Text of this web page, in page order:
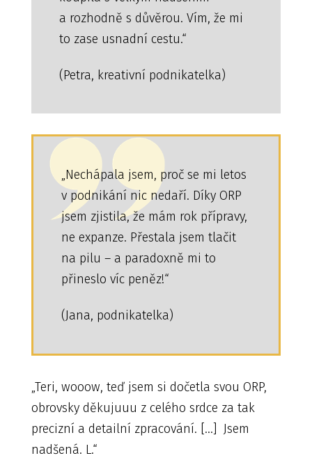
a rozhodně s důvěrou. Vím, že mi
to zase usnadní cestu.“
(Petra, kreativní podnikatelka)
„Nechápala jsem, proč se mi letos
v podnikání nic nedaří. Díky ORP
jsem zjistila, že mám rok přípravy,
ne expanze. Přestala jsem tlačit
na pilu – a paradoxně mi to
přineslo víc peněz!“
(Jana, podnikatelka)
„Teri, wooow, teď jsem si dočetla svou ORP,
obrovsky děkujuuu z celého srdce za tak
precizní a detailní zpracování. [...] Jsem
nadšená. L.“